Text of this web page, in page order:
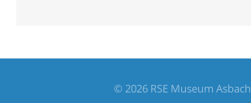
© 2026 RSE Museum Asbach